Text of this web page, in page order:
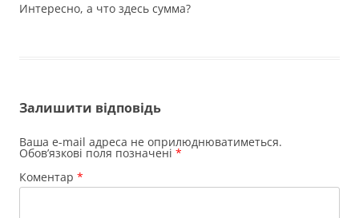
Интересно, а что здесь сумма?
Залишити відповідь
Ваша e-mail адреса не оприлюднюватиметься.
Обов’язкові поля позначені *
Коментар *